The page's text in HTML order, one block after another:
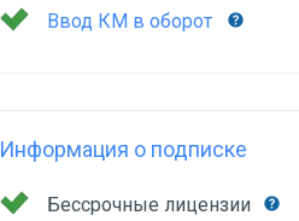
Ввод КМ в оборот
Информация о подписке
Бессрочные лицензии